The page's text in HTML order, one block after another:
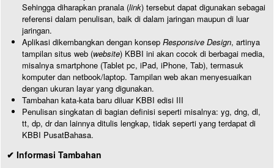
Sehingga diharapkan pranala (link) tersebut dapat digunakan sebagai
referensi dalam penulisan, baik di dalam jaringan maupun di luar
jaringan.
Aplikasi dikembangkan dengan konsep Responsive Design, artinya
tampilan situs web (website) KBBI ini akan cocok di berbagai media,
misalnya smartphone (Tablet pc, iPad, iPhone, Tab), termasuk
komputer dan netbook/laptop. Tampilan web akan menyesuaikan
dengan ukuran layar yang digunakan.
Tambahan kata-kata baru diluar KBBI edisi III
Penulisan singkatan di bagian definisi seperti misalnya: yg, dng, dl,
tt, dp, dr dan lainnya ditulis lengkap, tidak seperti yang terdapat di
KBBI PusatBahasa.
✔ Informasi Tambahan